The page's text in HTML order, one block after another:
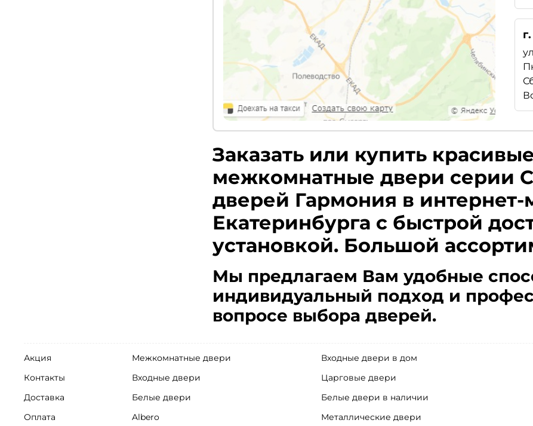
Заказать или купить
межкомнатные двери серии
дверей Гармония в
Екатеринбурга с быстрой
установкой. Большой
Мы предлагаем Вам удобные
индивидуальный подход и
вопросе выбора дверей.
Акция
Контакты
Доставка
Оплата
Межкомнатные двери
Входные двери
Белые двери
Albero
Входные двери в дом
Царговые двери
Белые двери в наличии
Металлические двери